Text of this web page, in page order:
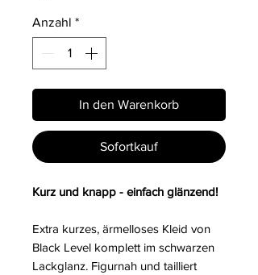
Anzahl *
In den Warenkorb
Sofortkauf
Kurz und knapp - einfach glänzend!
Extra kurzes, ärmelloses Kleid von
Black Level komplett im schwarzen
Lackglanz. Figurnah und tailliert